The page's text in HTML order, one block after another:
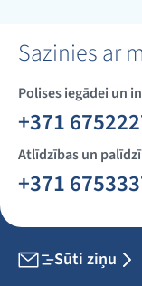
Sazinies ar
Polises iegādei un
+371
Atlīdzības un
+371
Sūti ziņu